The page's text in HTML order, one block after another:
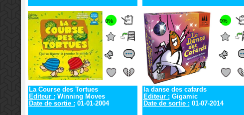
0%
La Course des Tortues
Editeur : Winning Moves
Date de sortie : 01-01-2004
0%
la danse des cafards
Editeur : Gigamic
Date de sortie : 01-07-2014